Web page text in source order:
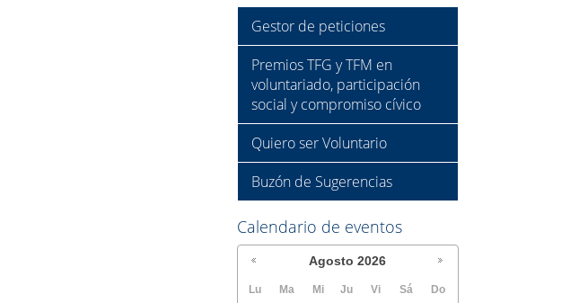
Gestor de peticiones
Premios TFG y TFM en
voluntariado, participación
social y compromiso cívico
Quiero ser Voluntario
Buzón de Sugerencias
Calendario de eventos
Agosto 2026
Lu Ma Mi Ju Vi Sá Do